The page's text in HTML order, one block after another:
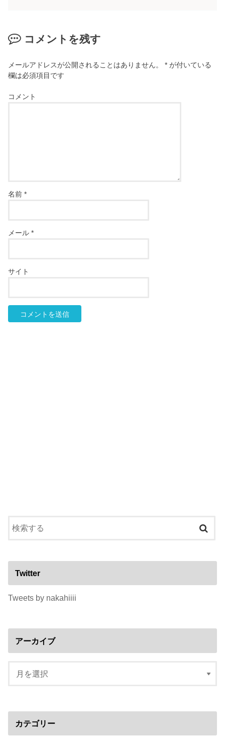
コメントを残す
メールアドレスが公開されることはありません。 * が付いている
欄は必須項目です
コメント
名前*
メール*
サイト
Twitter
Tweets by nakahiiii
アーカイブ
カテゴリー